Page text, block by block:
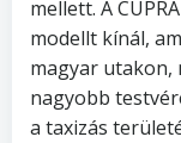
mellett. A
modellt kínál,
magyar utakon,
nagyobb
a taxizás